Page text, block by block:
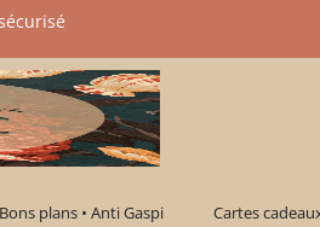
plans • Anti Gaspi Cartes